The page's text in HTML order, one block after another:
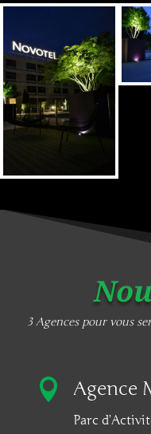
3 Agences pour vous
 Agence
Parc